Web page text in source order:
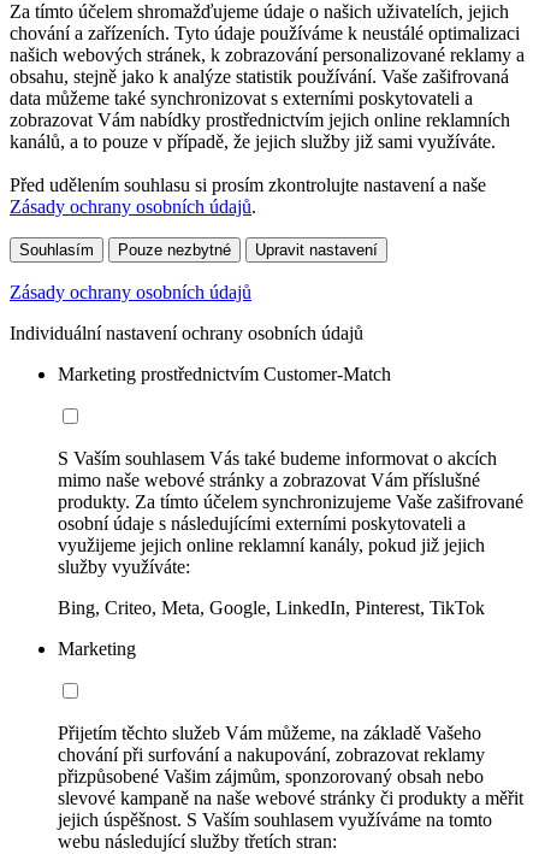
Za tímto účelem shromažďujeme údaje o našich uživatelích, jejich
chování a zařízeních. Tyto údaje používáme k neustálé optimalizaci
našich webových stránek, k zobrazování personalizované reklamy a
obsahu, stejně jako k analýze statistik používání. Vaše zašifrovaná
data můžeme také synchronizovat s externími poskytovateli a
zobrazovat Vám nabídky prostřednictvím jejich online reklamních
kanálů, a to pouze v případě, že jejich služby již sami využíváte.
Před udělením souhlasu si prosím zkontrolujte nastavení a naše
Zásady ochrany osobních údajů.
Souhlasím Pouze nezbytné Upravit nastavení
Zásady ochrany osobních údajů
Individuální nastavení ochrany osobních údajů
Marketing prostřednictvím Customer-Match
S Vaším souhlasem Vás také budeme informovat o akcích
mimo naše webové stránky a zobrazovat Vám příslušné
produkty. Za tímto účelem synchronizujeme Vaše zašifrované
osobní údaje s následujícími externími poskytovateli a
využijeme jejich online reklamní kanály, pokud již jejich
služby využíváte:
Bing, Criteo, Meta, Google, LinkedIn, Pinterest, TikTok
Marketing
Přijetím těchto služeb Vám můžeme, na základě Vašeho
chování při surfování a nakupování, zobrazovat reklamy
přizpůsobené Vašim zájmům, sponzorovaný obsah nebo
slevové kampaně na naše webové stránky či produkty a měřit
jejich úspěšnost. S Vaším souhlasem využíváme na tomto
webu následující služby třetích stran: